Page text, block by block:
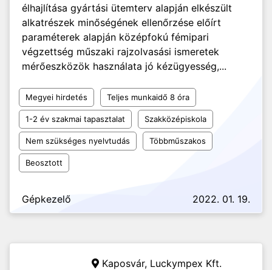
élhajlítása gyártási ütemterv alapján elkészült
alkatrészek minőségének ellenőrzése előírt
paraméterek alapján középfokú fémipari
végzettség műszaki rajzolvasási ismeretek
mérőeszközök használata jó kézügyesség,...
Megyei hirdetés Teljes munkaidő 8 óra
1-2 év szakmai tapasztalat Szakközépiskola
Nem szükséges nyelvtudás Többműszakos
Beosztott
Gépkezelő 2022. 01. 19.
Kaposvár, Luckympex Kft.